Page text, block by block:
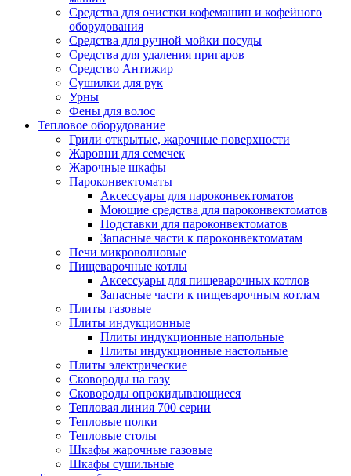
Средства для очистки кофемашин и кофейного
оборудования
Средства для ручной мойки посуды
Средства для удаления пригаров
Средство Антижир
Сушилки для рук
Урны
Фены для волос
Тепловое оборудование
Грили открытые, жарочные поверхности
Жаровни для семечек
Жарочные шкафы
Пароконвектоматы
Аксессуары для пароконвектоматов
Моющие средства для пароконвектоматов
Подставки для пароконвектоматов
Запасные части к пароконвектоматам
Печи микроволновые
Пищеварочные котлы
Аксессуары для пищеварочных котлов
Запасные части к пищеварочным котлам
Плиты газовые
Плиты индукционные
Плиты индукционные напольные
Плиты индукционные настольные
Плиты электрические
Сковороды на газу
Сковороды опрокидывающиеся
Тепловая линия 700 серии
Тепловые полки
Тепловые столы
Шкафы жарочные газовые
Шкафы сушильные